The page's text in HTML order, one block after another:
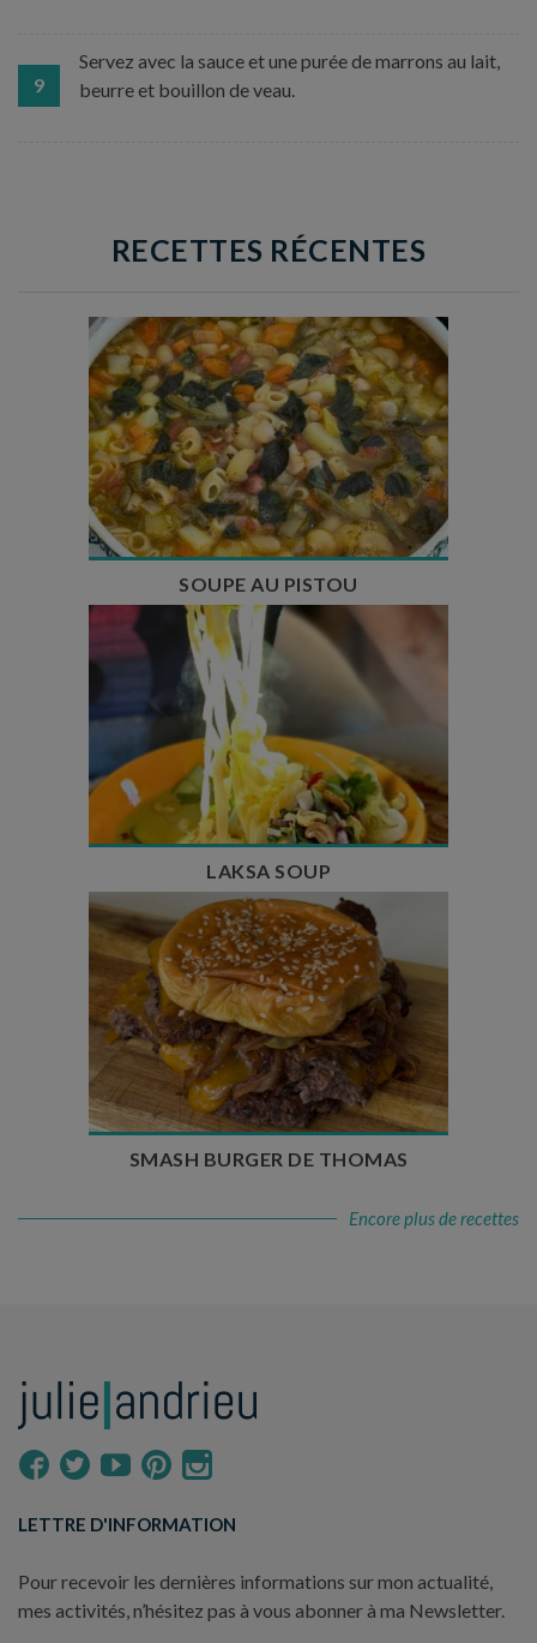
9
Servez avec la sauce et une purée de marrons au lait,
beurre et bouillon de veau.
RECETTES RÉCENTES
Temps de préparation : 35 min
Temps de cuisson : 1h15
Nombre de couverts : 8
SOUPE AU PISTOU
Temps de préparation : 40 min
Temps de cuisson : 25 min
Nombre de couverts : 4
LAKSA SOUP
Temps de préparation : 20 min
Temps de cuisson : 5 à 10 min
Nombre de couverts : 4
SMASH BURGER DE THOMAS
Encore plus de recettes
LETTRE D'INFORMATION
Pour recevoir les dernières informations sur mon actualité,
mes activités, n’hésitez pas à vous abonner à ma Newsletter.